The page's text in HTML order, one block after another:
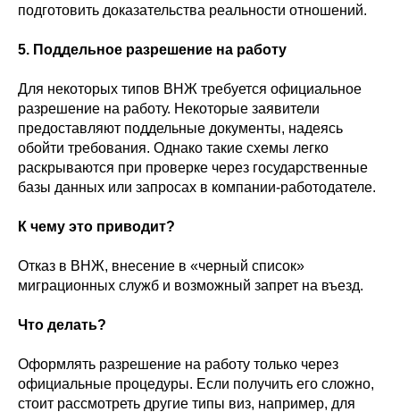
подготовить доказательства реальности отношений.
5. Поддельное разрешение на работу
Для некоторых типов ВНЖ требуется официальное
разрешение на работу. Некоторые заявители
предоставляют поддельные документы, надеясь
обойти требования. Однако такие схемы легко
раскрываются при проверке через государственные
базы данных или запросах в компании-работодателе.
К чему это приводит?
Отказ в ВНЖ, внесение в «черный список»
миграционных служб и возможный запрет на въезд.
Что делать?
Оформлять разрешение на работу только через
официальные процедуры. Если получить его сложно,
стоит рассмотреть другие типы виз, например, для